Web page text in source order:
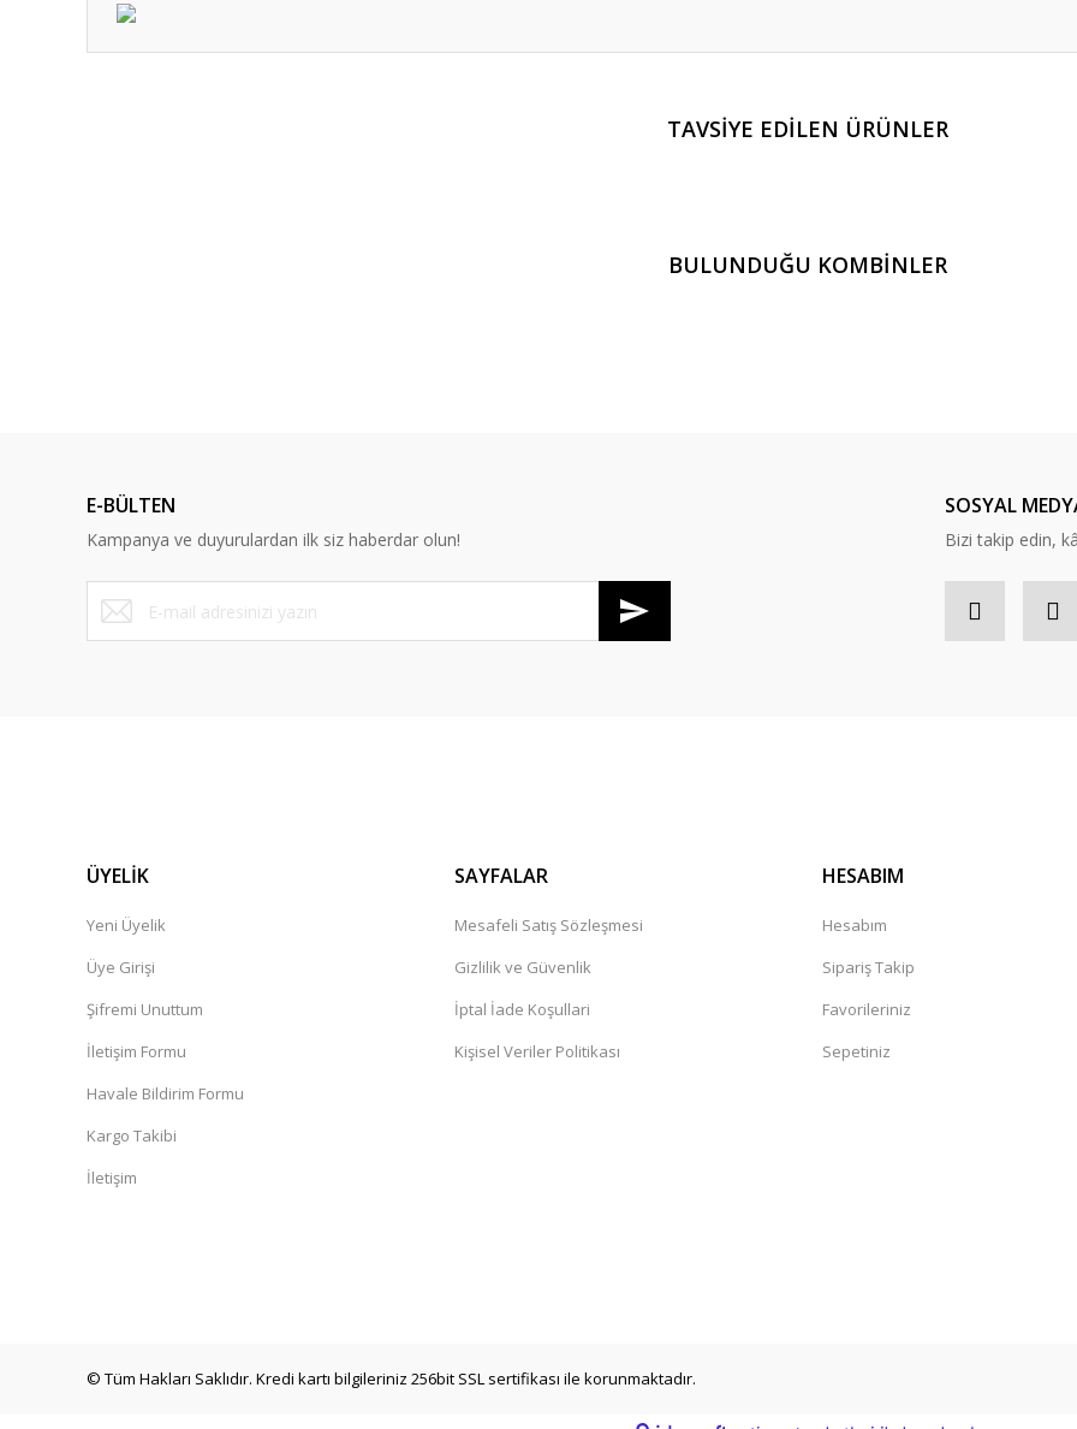
Bu ürüne ilk yorumu siz yapın!
TAVSİYE EDİLEN ÜRÜNLER
Ünverler Mobilya
9.151,18 TL 10.167,98 TL
Ünverler Mobilya
9.151,18 TL 10.167,98 TL
BULUNDUĞU KOMBİNLER
E-BÜLTEN
Kampanya ve duyurulardan ilk siz haberdar olun!
SOSYAL
Bizi takip edin,
ÜYELİK
Yeni Üyelik
Üye Girişi
Şifremi Unuttum
İletişim Formu
Havale Bildirim Formu
Kargo Takibi
İletişim
SAYFALAR
Mesafeli Satış Sözleşmesi
Gizlilik ve Güvenlik
İptal İade Koşullari
Kişisel Veriler Politikası
HESABIM
Hesabım
Sipariş Takip
Favorileriniz
Sepetiniz
© Tüm Hakları Saklıdır. Kredi kartı bilgileriniz 256bit SSL sertifikası ile korunmaktadır.